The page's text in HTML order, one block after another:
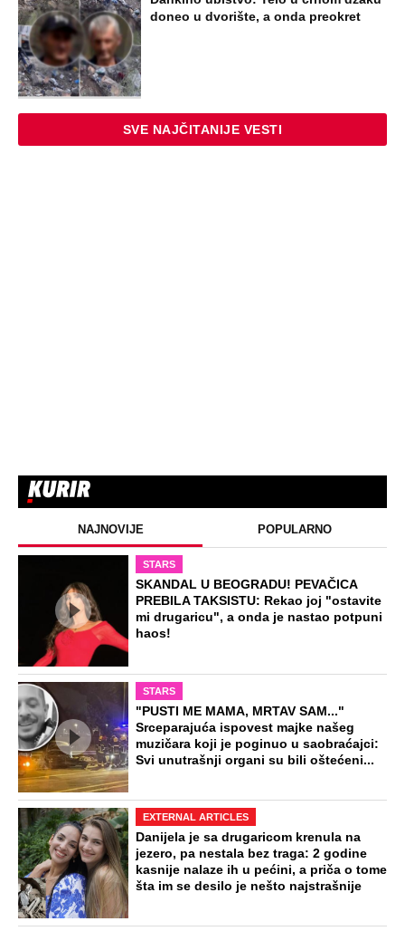
doneo u dvorište, a onda preokret
SVE NAJČITANIJE VESTI
NAJNOVIJE POPULARNO
STARS
SKANDAL U BEOGRADU! PEVAČICA
PREBILA TAKSISTU: Rekao joj "ostavite
mi drugaricu", a onda je nastao potpuni
haos!
STARS
"PUSTI ME MAMA, MRTAV SAM..."
Srceparajuća ispovest majke našeg
muzičara koji je poginuo u saobraćajci:
Svi unutrašnji organi su bili oštećeni...
EXTERNAL ARTICLES
Danijela je sa drugaricom krenula na
jezero, pa nestala bez traga: 2 godine
kasnije nalaze ih u pećini, a priča o tome
šta im se desilo je nešto najstrašnije